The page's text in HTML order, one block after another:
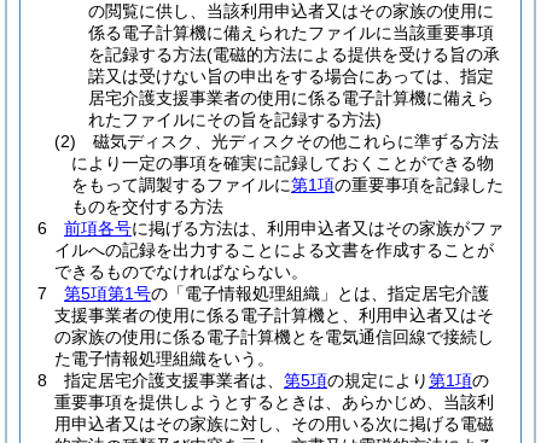
の閲覧に供し、当該利用申込者又はその家族の使用に
係る電子計算機に備えられたファイルに当該重要事項
を記録する方法(電磁的方法による提供を受ける旨の承
諾又は受けない旨の申出をする場合にあっては、指定
居宅介護支援事業者の使用に係る電子計算機に備えら
れたファイルにその旨を記録する方法)
(2)
磁気ディスク、光ディスクその他これらに準ずる方法
により一定の事項を確実に記録しておくことができる物
をもって調製するファイルに第1項の重要事項を記録した
ものを交付する方法
6
前項各号に掲げる方法は、利用申込者又はその家族がファ
イルへの記録を出力することによる文書を作成することが
できるものでなければならない。
7
第5項第1号の「電子情報処理組織」とは、指定居宅介護
支援事業者の使用に係る電子計算機と、利用申込者又はそ
の家族の使用に係る電子計算機とを電気通信回線で接続し
た電子情報処理組織をいう。
8
指定居宅介護支援事業者は、 第5項の規定により第1項の
重要事項を提供しようとするときは、あらかじめ、当該利
用申込者又はその家族に対し、その用いる次に掲げる電磁